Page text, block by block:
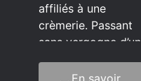
affiliés à une
crèmerie. Passant
sans vergogne d’un
éditeur à l’autre.